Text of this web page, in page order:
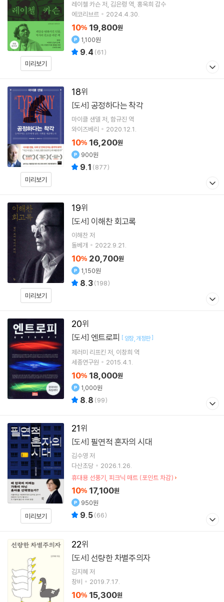
미리보기
레이첼 카슨저 김은령 역 홍욱희 감수
에코리브르
2024.4.30.
10% 19,800원
1,100원
9.4 (61)
18
미리보기
[도서] 공정하다는 착각
마이클 샌델 저 함규진 역
와이즈베리
2020.12.1.
10% 16,200원
900원
9.1 (877)
19
미리보기
[도서] 이해찬 회고록
이해찬저
돌베개
2022.9.21.
10% 20,700원
1,150원
8.3(198)
20
[도서] 엔트로피 [ 양장 개정판]
제러미 리프킨 저 이창희 역
세종연구원
2015.4.1.
10% 18,000원
1,000원
8.8 (99)
21
미리보기
[도서] 필연적 혼자의 시대
김수영 저
다산초당
2026.1.26.
휴대용 선풍기, 피크닉 매트 (포인트 차감)
10% 17,100원
950원
9.5(66)
22
[도서] 선량한 차별주의자
김지혜 저
창비
2019.7.17.
10% 15,300원